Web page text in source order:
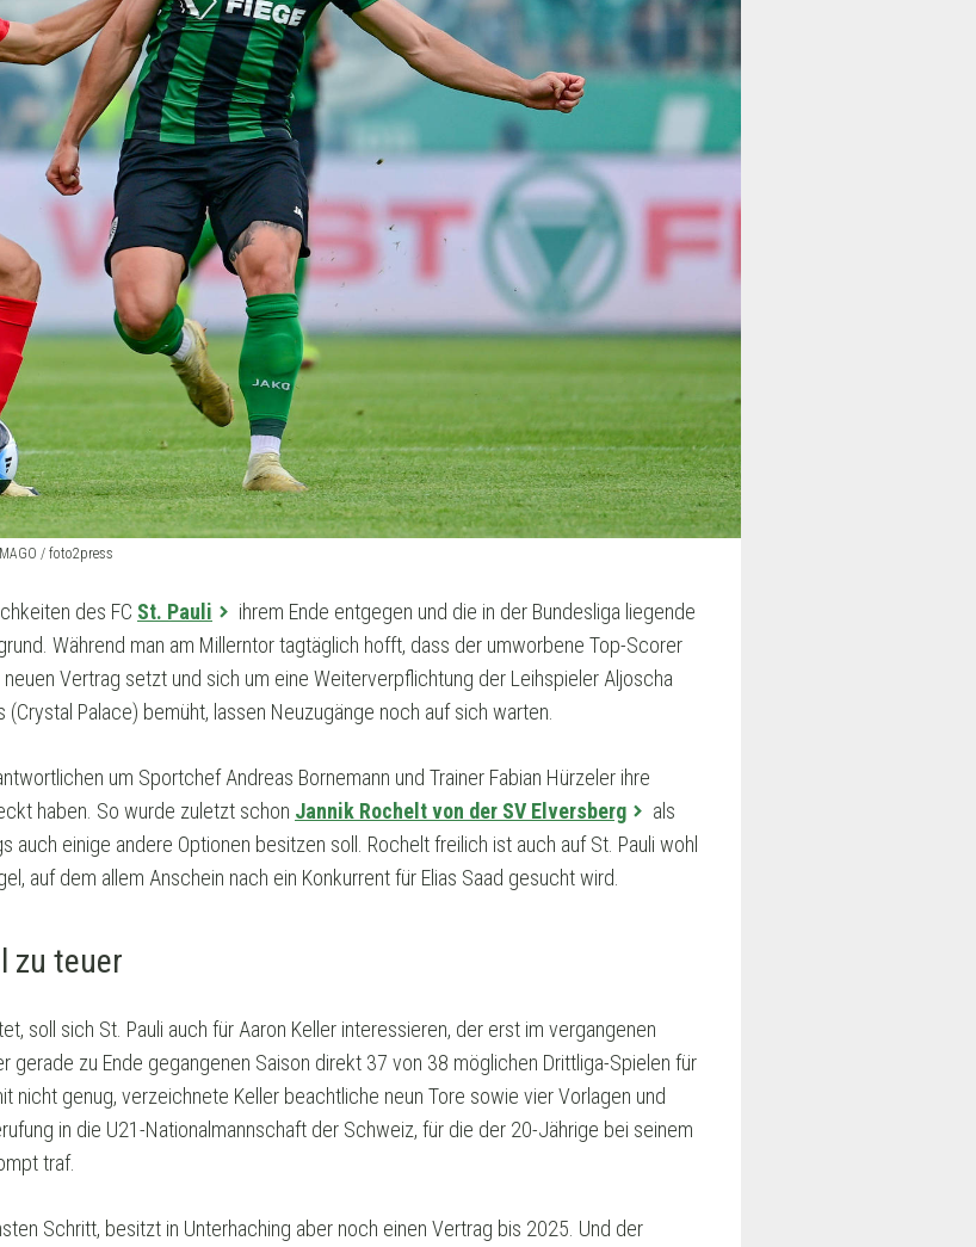
/ foto2press
des FC St. Pauli
ihrem Ende entgegen und die in der Bundesliga liegende
Während man am Millerntor tagtäglich hofft, dass der umworbene Top-Scorer
Vertrag setzt und sich um eine Weiterverpflichtung der Leihspieler Aljoscha
(Crystal Palace) bemüht, lassen Neuzugänge noch auf sich warten.
um Sportchef Andreas Bornemann und Trainer Fabian Hürzeler ihre
haben. So wurde zuletzt schon Jannik Rochelt von der SV Elversberg
als
auch einige andere Optionen besitzen soll. Rochelt freilich ist auch auf St. Pauli wohl
auf dem allem Anschein nach ein Konkurrent für Elias Saad gesucht wird.
zu teuer
soll sich St. Pauli auch für Aaron Keller interessieren, der erst im vergangenen
gerade zu Ende gegangenen Saison direkt 37 von 38 möglichen Drittliga-Spielen für
nicht genug, verzeichnete Keller beachtliche neun Tore sowie vier Vorlagen und
in die U21-Nationalmannschaft der Schweiz, für die der 20-Jährige bei seinem
traf.
Schritt, besitzt in Unterhaching aber noch einen Vertrag bis 2025. Und der